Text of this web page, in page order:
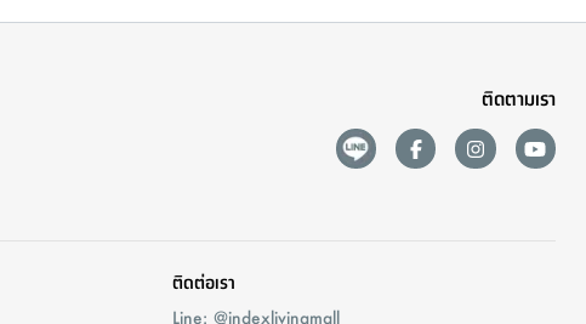
ติดตามเรา
ติดต่อเรา
Line: @indexlivingmall